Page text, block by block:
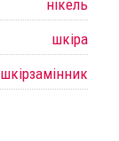
нікель
шкіра
шкірзамінник